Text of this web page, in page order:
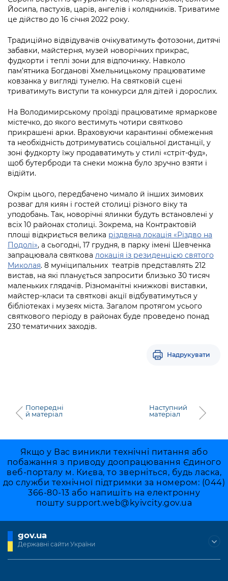
Підприємства, установи, організації
Kyiv International Relations
Річні звіти
Гендерна політика
Безбар'єрність
Київська міська військова адміністрація
Портал Захисників та Захисниць
Безбар'єрність
Портал послуг
Міський застосунок Київ Цифровий
Уряд» – місцевий рівень»
Про відкриті дані
Публічні дашборди
Йосипа, пастухів, царів, ангелів і колядників. Триватиме
це дійство до 16 січня 2022 року.
Традиційно відвідувачів очікуватимуть фотозони, дитячі
забавки, майстерня, музей новорічних прикрас,
фудкорти і теплі зони для відпочинку. Навколо
пам’ятника Богданові Хмельницькому працюватиме
ковзанка у вигляді тунелю. На святковій сцені
триватимуть виступи та конкурси для дітей і дорослих.
На Володимирському проїзді працюватиме ярмаркове
містечко, до якого вестимуть чотири святково
прикрашені арки. Враховуючи карантинні обмеження
та необхідність дотримуватись соціальної дистанції, у
зоні фудкорту їжу продаватимуть у стилі «стріт-фуд»,
щоб бутерброди та снеки можна було зручно взяти і
відійти.
Окрім цього, передбачено чимало й інших зимових
розваг для киян і гостей столиці різного віку та
уподобань. Так, новорічні ялинки будуть встановлені у
всіх 10 районах столиці. Зокрема, на Контрактовій
площі відкриється велика різдвяна локація «Різдво на
Подолі», а сьогодні, 17 грудня, в парку імені Шевченка
запрацювала святкова локація із резиденцією святого
Миколая. 8 муніципальних театрів представлять 212
вистав, на які планується запросити близько 30 тисяч
маленьких глядачів. Різноманітні книжкові виставки,
майстер-класи та святкові акції відбуватимуться у
бібліотеках і музеях міста. Загалом протягом усього
святкового періоду в районах буде проведено понад
230 тематичних заходів.
Надрукувати
Попередні
й матеріал
Наступний
матеріал
Якщо у Вас виникли технічні питання або
побажання з приводу доопрацювання Єдиного
веб-порталу м. Києва, то зверніться, будь ласка,
до служби технічної підтримки за номером: (044)
366-80-13 або напишіть на електронну
пошту support.web@kyivcity.gov.ua
gov.ua
Державні сайти України